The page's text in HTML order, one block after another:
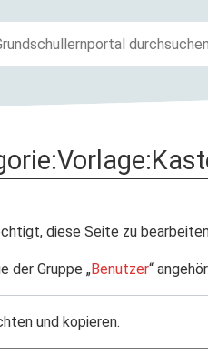
diese Seite zu
der Gruppe „Benutzer“
und kopieren.